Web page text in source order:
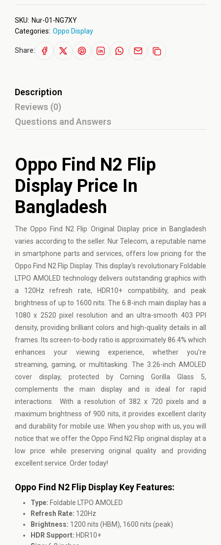
SKU: Nur-01-NG7XY
Categories: Oppo Display
Share:
Description
Reviews (0)
Questions and Answers
Oppo Find N2 Flip
Display Price In
Bangladesh
The Oppo Find N2 Flip Original Display price in Bangladesh
varies according to the seller. Nur Telecom, a reputable name
in smartphone parts and services, offers low pricing for the
Oppo Find N2 Flip Display. This display's revolutionary Foldable
LTPO AMOLED technology delivers outstanding graphics with
a 120Hz refresh rate, HDR10+ compatibility, and peak
brightness of up to 1600 nits. The 6.8-inch main display has a
1080 x 2520 pixel resolution and an ultra-smooth 403 PPI
density, providing brilliant colors and high-quality details in all
frames. Its screen-to-body ratio is approximately 86.4% which
enhances your viewing experience, whether you’re
streaming, gaming, or multitasking. The 3.26-inch AMOLED
cover display, protected by Corning Gorilla Glass 5,
complements the main display and is ideal for rapid
interactions. With a resolution of 382 x 720 pixels and a
maximum brightness of 900 nits, it provides excellent clarity
and durability for mobile use. When you shop with us, you will
notice that we offer the Oppo Find N2 Flip original display at a
low price while preserving original quality and providing
excellent service. Order today!
Oppo Find N2 Flip Display Key Features:
Type: Foldable LTPO AMOLED
Refresh Rate: 120Hz
Brightness: 1200 nits (HBM), 1600 nits (peak)
HDR Support: HDR10+